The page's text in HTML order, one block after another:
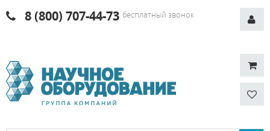
8 (800) 707-44-73 бесплатный звонок